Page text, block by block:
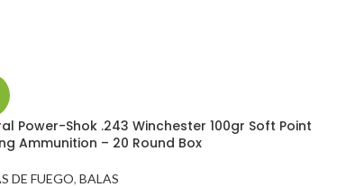
Power-Shok .243 Winchester 100gr Soft Point
Ammunition – 20 Round Box
DE FUEGO, BALAS